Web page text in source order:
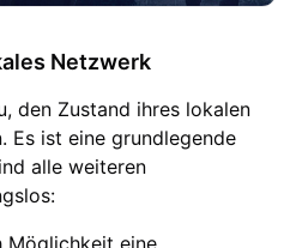
Netzwerk
den Zustand ihres lokalen
Es ist eine grundlegende
alle weiteren
Möglichkeit eine